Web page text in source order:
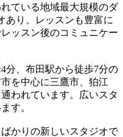
ている地域最大規模のダ
あり、レッスンも豊富に
ッスン後のコミュニケー
分、布田駅から徒歩7分の
を中心に三鷹市、狛江
われています。広いスタ
す。
かりの新しいスタジオで